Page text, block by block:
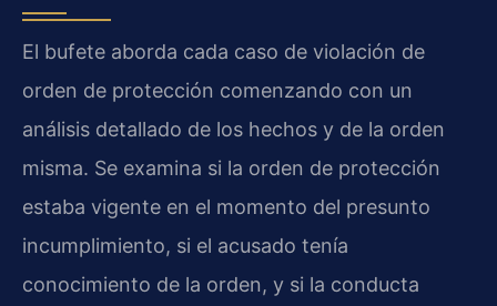
El bufete aborda cada caso de violación de
orden de protección comenzando con un
análisis detallado de los hechos y de la orden
misma. Se examina si la orden de protección
estaba vigente en el momento del presunto
incumplimiento, si el acusado tenía
conocimiento de la orden, y si la conducta